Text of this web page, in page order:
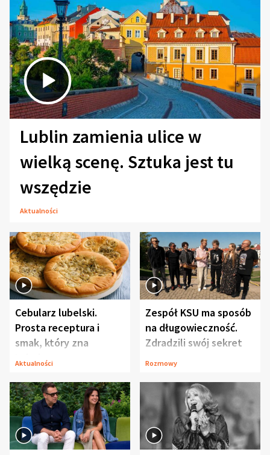
Lublin zamienia ulice w
wielką scenę. Sztuka jest tu
wszędzie
Aktualności
Cebularz lubelski.
Prosta receptura i
smak, który zna
Lubelszczyzna
Aktualności
Zespół KSU ma sposób
na długowieczność.
Zdradzili swój sekret
Rozmowy